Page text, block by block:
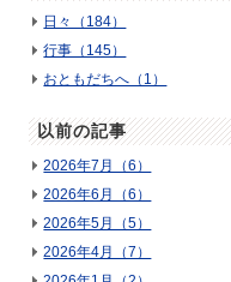
日々（184）
行事（145）
おともだちへ（1）
以前の記事
2026年7月（6）
2026年6月（6）
2026年5月（5）
2026年4月（7）